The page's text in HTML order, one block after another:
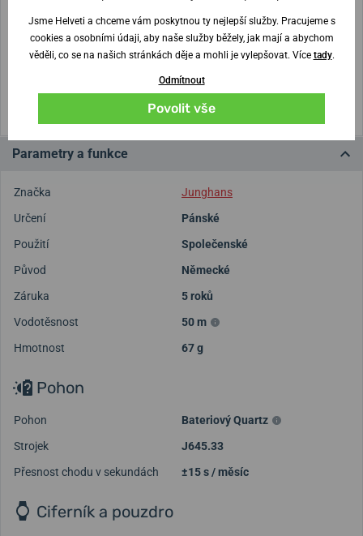
Nejste si jisti velikostí?
Vytisknout vzory velikostí
Parametry a funkce
Značka
Junghans
Určení
Pánské
Použití
Společenské
Původ
Německé
Záruka
5 roků
Vodotěsnost
50 m
Hmotnost
67 g
Pohon
Pohon
Bateriový Quartz
Strojek
J645.33
Přesnost chodu v sekundách
±15 s / měsíc
Ciferník a pouzdro
Jsme Helveti a chceme vám poskytnou ty nejlepší služby. Pracujeme s
cookies a osobními údaji, aby naše služby běžely, jak mají a abychom
věděli, co se na našich stránkách děje a mohli je vylepšovat. Více tady.
Odmítnout
Povolit vše